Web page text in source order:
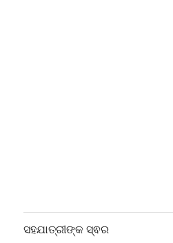
ସହଯାତ୍ରୀଙ୍କ ସ୍ଵର